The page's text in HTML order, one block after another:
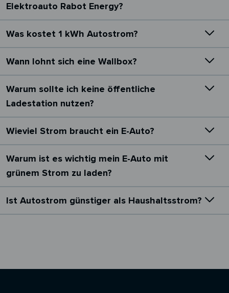
Elektroauto Rabot Energy?
Was kostet 1 kWh Autostrom?
Wann lohnt sich eine Wallbox?
Warum sollte ich keine öffentliche
Ladestation nutzen?
Wieviel Strom braucht ein E-Auto?
Warum ist es wichtig mein E-Auto mit
grünem Strom zu laden?
Ist Autostrom günstiger als Haushaltsstrom?